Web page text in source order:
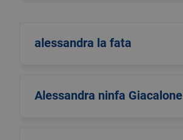
alessandra la fata
Alessandra ninfa Giacalone